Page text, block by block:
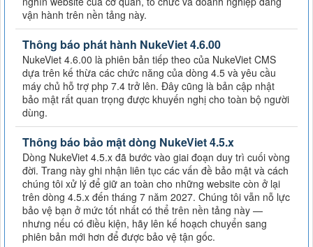
vận hành trên nền tảng này.
Thông báo phát hành NukeViet 4.6.00
NukeViet 4.6.00 là phiên bản tiếp theo của NukeViet CMS
dựa trên kế thừa các chức năng của dòng 4.5 và yêu cầu
máy chủ hỗ trợ php 7.4 trở lên. Đây cũng là bản cập nhật
bảo mật rất quan trọng được khuyến nghị cho toàn bộ người
dùng.
Thông báo bảo mật dòng NukeViet 4.5.x
Dòng NukeViet 4.5.x đã bước vào giai đoạn duy trì cuối vòng
đời. Trang này ghi nhận liên tục các vấn đề bảo mật và cách
chúng tôi xử lý để giữ an toàn cho những website còn ở lại
trên dòng 4.5.x đến tháng 7 năm 2027. Chúng tôi vẫn nỗ lực
bảo vệ bạn ở mức tốt nhất có thể trên nền tảng này —
nhưng nếu có điều kiện, hãy lên kế hoạch chuyển sang
phiên bản mới hơn để được bảo vệ tận gốc.